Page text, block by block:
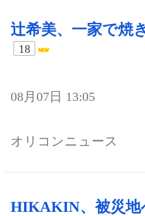
辻希美、一家で焼
18
08月07日 13:05
オリコンニュース
HIKAKIN、被災地